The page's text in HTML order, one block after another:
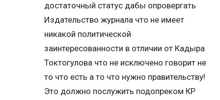
достаточный статус дабы опровергать
Издательство журнала что не имеет
никакой политической
заинтересованности в отличии от Кадыра
Токтогулова что не исключено говорит не
то что есть а то что нужно правительству!
Это должно послужить подопреком КР